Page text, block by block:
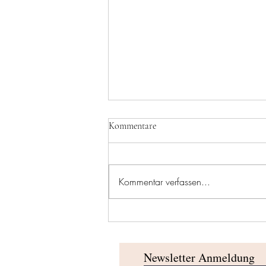
Kommentare
Kommentar verfassen...
Newsletter Anmeldung